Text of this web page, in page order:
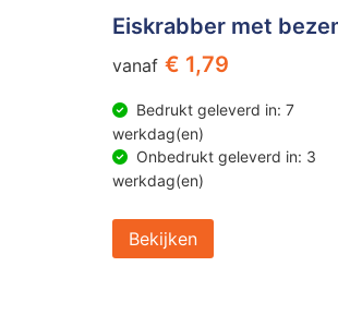
Eiskrabber met
vanaf € 1,79
Bedrukt geleverd in: 7
werkdag(en)
Onbedrukt geleverd in: 3
werkdag(en)
Bekijken